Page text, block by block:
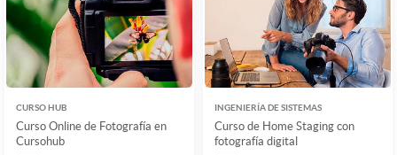
CURSO HUB
Curso Online de Fotografía en
Cursohub
INGENIERÍA DE SISTEMAS
Curso de Home Staging con
fotografía digital